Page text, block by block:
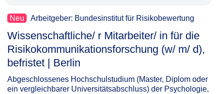
Neu Arbeitgeber: Bundesinstitut für Risikobewertung
Wissenschaftliche/ r Mitarbeiter/ in für die
Risikokommunikationsforschung (w/ m/ d),
befristet | Berlin​‌‌‌‌​‌​‌‌‌‌‌​‌​‌​‌
Abgeschlossenes Hochschulstudium (Master, Diplom oder
ein vergleichbarer Universitätsabschluss) der Psychologie,